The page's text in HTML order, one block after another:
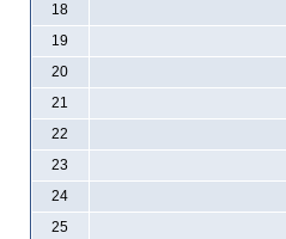
18
19
20
21
22
23
24
25